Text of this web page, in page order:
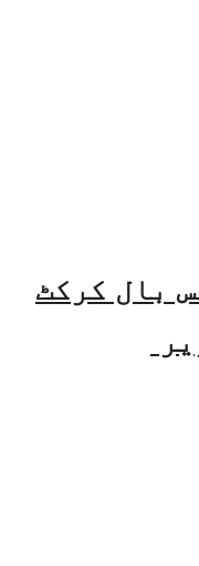
بال کرکٹ